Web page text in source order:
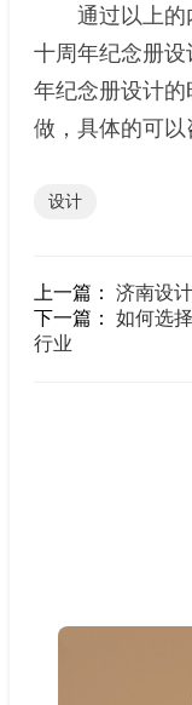
通过以上的
十周年纪念册设
年纪念册设计
做，具体的可以
设计
上一篇： 济南设
下一篇： 如何选
行业